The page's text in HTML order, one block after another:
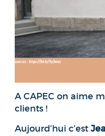
A CAPEC on aime
clients !
Aujourd’hui c’est